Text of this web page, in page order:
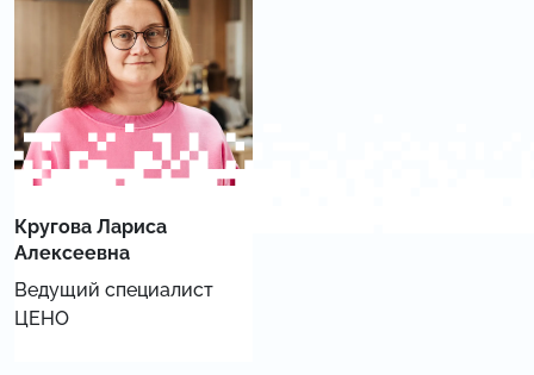
Кругова Лариса
Алексеевна
Ведущий специалист
ЦЕНО